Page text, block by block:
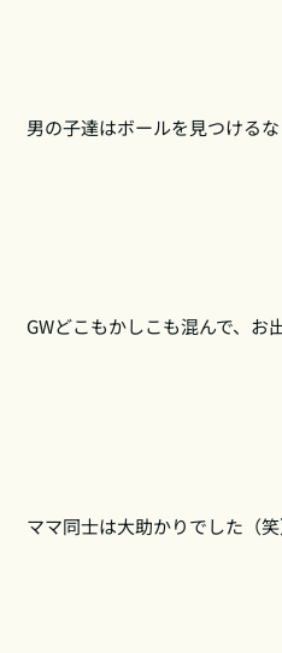
男の子達はボールを見つける
GWどこもかしこも混んで、お
ママ同士は大助かりでした（笑